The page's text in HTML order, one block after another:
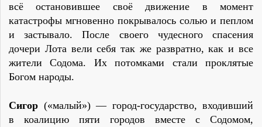
всё остановившее своё движение в момент
катастрофы мгновенно покрывалось солью и пеплом
и застывало. После своего чудесного спасения
дочери Лота вели себя так же развратно, как и все
жители Содома. Их потомками стали проклятые
Богом народы.
Сигор («малый») — город-государство, входивший
в коалицию пяти городов вместе с Содомом,